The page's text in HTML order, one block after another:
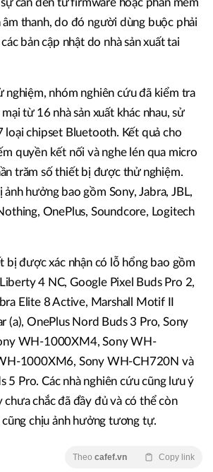
cần đến từ firmware hoặc phần mềm
âm thanh, do đó người dùng buộc phải
bản cập nhật do nhà sản xuất tai
nghiệm, nhóm nghiên cứu đã kiểm tra
từ 16 nhà sản xuất khác nhau, sử
loại chipset Bluetooth. Kết quả cho
quyền kết nối và nghe lén qua micro
trăm số thiết bị được thử nghiệm.
hưởng bao gồm Sony, Jabra, JBL,
OnePlus, Soundcore, Logitech
bị được xác nhận có lỗ hổng bao gồm
4 NC, Google Pixel Buds Pro 2,
Elite 8 Active, Marshall Motif II
(a), OnePlus Nord Buds 3 Pro, Sony
WH-1000XM4, Sony WH-
1000XM6, Sony WH-CH720N và
5 Pro. Các nhà nghiên cứu cũng lưu ý
chưa chắc đã đầy đủ và có thể còn
chịu ảnh hưởng tương tự.
Theo cafef.vn Copy link